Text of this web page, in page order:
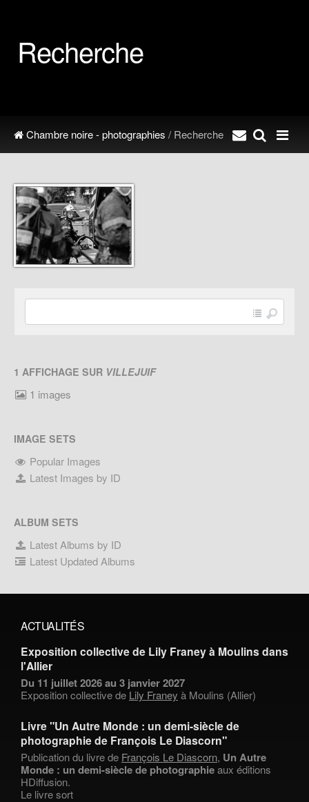
Recherche
Chambre noire - photographies / Recherche
1 AFFICHAGE SUR VILLEJUIF
1 images
IMAGE SETS
Popular Images
Latest Images by ID
ALBUM SETS
Latest Albums by ID
Latest Updated Albums
ACTUALITÉS
Exposition collective de Lily Franey à Moulins dans
l'Allier
Du 11 juillet 2026 au 3 janvier 2027
Exposition collective de Lily Franey à Moulins (Allier)
Livre "Un Autre Monde : un demi-siècle de
photographie de François Le Diascorn"
Publication du livre de François Le Diascorn, Un Autre
Monde : un demi-siècle de photographieaux éditions
HDiffusion.
Le livre sort